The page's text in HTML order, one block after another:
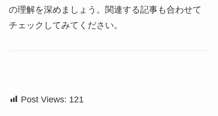
の理解を深めましょう。関連する記事も合わせて
チェックしてみてください。
Post Views: 121